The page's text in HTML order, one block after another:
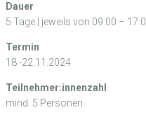
Dauer
5 Tage | jeweils von 09:00 –
Termin
18.-22.11.2024
Teilnehmer:innenzahl
mind. 5 Personen